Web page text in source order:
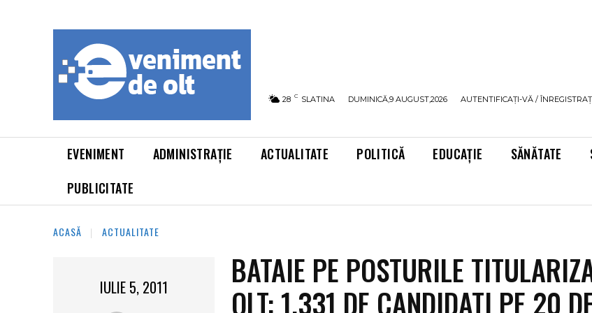
28 C SLATINA DUMINICĂ,9 AUGUST,2026 AUTENTIFICAȚI-VĂ /
EVENIMENT ADMINISTRAȚIE ACTUALITATE POLITICĂ EDUCAȚIE SĂNĂTATE
PUBLICITATE
ACASĂ ACTUALITATE
IULIE 5, 2011
BATAIE PE POSTURILE
OLT: 1.331 DE CANDIDATI PE 20